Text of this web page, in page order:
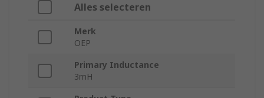
Alles selecteren
Merk
OEP
Primary Inductance
3mH